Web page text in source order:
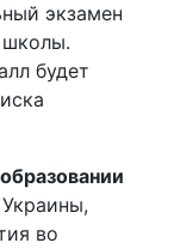
экзамен
школы.
будет
во